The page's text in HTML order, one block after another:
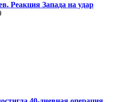
Реакция Запада на удар